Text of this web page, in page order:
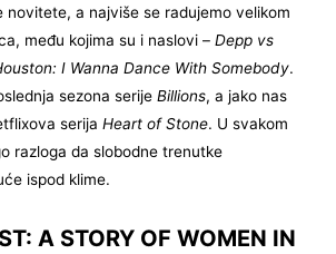
novitete, a najviše se radujemo velikom
među kojima su i naslovi –Depp vs
I Wanna Dance With Somebody.
sezona serijeBillions, a jako nas
serijaHeart of Stone. U svakom
razloga da slobodne trenutke
ispod klime.
A STORY OF WOMEN IN